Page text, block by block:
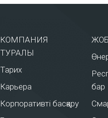
КОМПАНИЯ
ТУРАЛЫ
Тарих
Карьера
Корпоративті басқару
бар